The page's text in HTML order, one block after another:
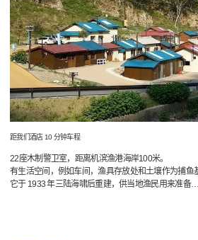
距我们酒店 10 分钟车程
22座木制警卫室，距离机滨渔港海岸100米。
有生活空间，例如车间，渔具存放处和土壤作为捕鱼
它于 1933 年三陆海啸后重建，供当地渔民用来准备